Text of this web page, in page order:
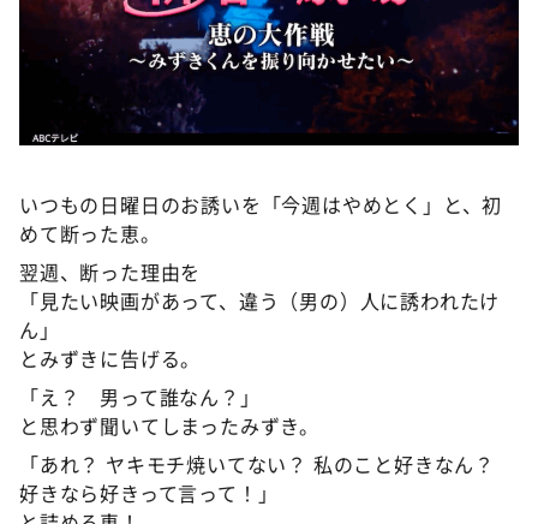
いつもの日曜日のお誘いを「今週はやめとく」と、初
めて断った恵。
翌週、断った理由を
「見たい映画があって、違う（男の）人に誘われたけ
ん」
とみずきに告げる。
「え？ 男って誰なん？」
と思わず聞いてしまったみずき。
「あれ？ ヤキモチ焼いてない？ 私のこと好きなん？
好きなら好きって言って！」